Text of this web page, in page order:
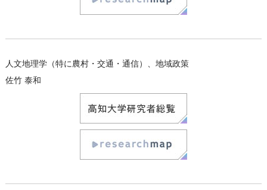
人文地理学（特に農村・交通・通信）、地域政策
佐竹 泰和